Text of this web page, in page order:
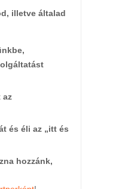
illetve általad
az
és éli az „itt és
hozzánk,